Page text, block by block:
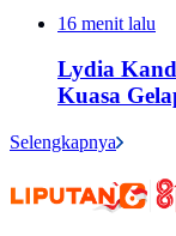
16 menit lalu
Lydia
Kuasa
Selengkapnya